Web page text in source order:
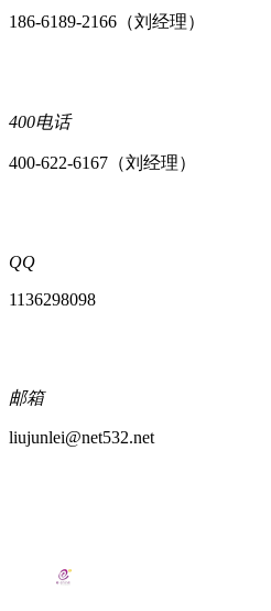
186-6189-2166（刘经理）
400电话
400-622-6167（刘经理）
QQ
1136298098
邮箱
liujunlei@net532.net